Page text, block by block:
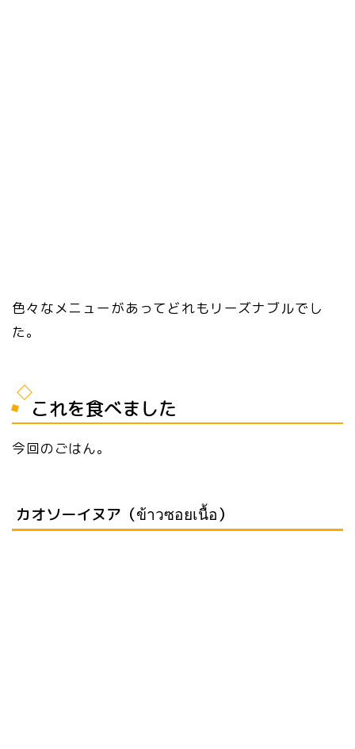
色々なメニューがあってどれもリーズナブルでし
た。
これを食べました
今回のごはん。
カオソーイヌア（ข้าวซอยเนื้อ）